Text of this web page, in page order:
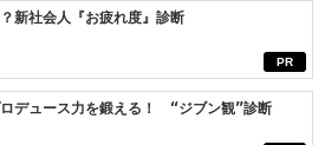
PR
新社会人『お疲れ度』診断
ロデュース力を鍛える！ “ジブン観”診断